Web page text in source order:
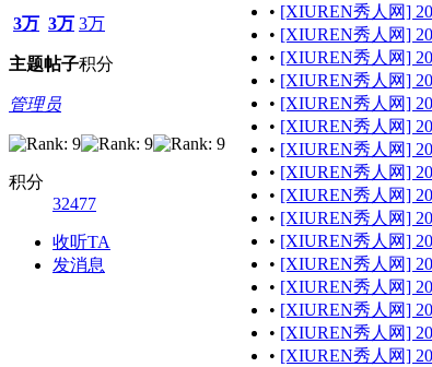
3万
主题
3万
帖子
3万
积分
管理员
积分
32477
收听TA
发消息
• [XIUREN秀人网]
• [XIUREN秀人网]
• [XIUREN秀人网]
• [XIUREN秀人网]
• [XIUREN秀人网]
• [XIUREN秀人网]
• [XIUREN秀人网]
• [XIUREN秀人网]
• [XIUREN秀人网]
• [XIUREN秀人网]
• [XIUREN秀人网]
• [XIUREN秀人网]
• [XIUREN秀人网]
• [XIUREN秀人网]
• [XIUREN秀人网]
• [XIUREN秀人网]